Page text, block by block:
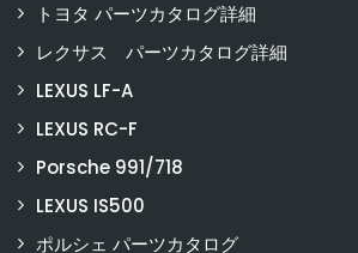
トヨタ パーツカタログ詳細
レクサス パーツカタログ詳細
LEXUS LF-A
LEXUS RC-F
Porsche 991/718
LEXUS IS500
ポルシェ パーツカタログ